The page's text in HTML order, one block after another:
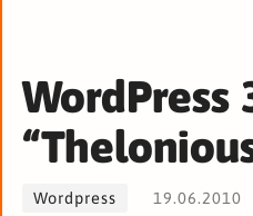
WordPress
Wordpress 19.06.2010